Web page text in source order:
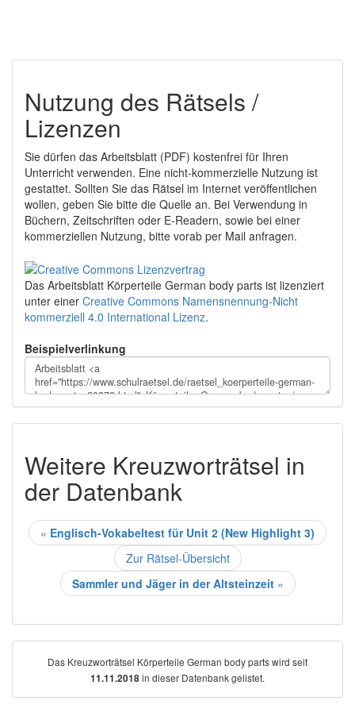
Nutzung des Rätsels /
Lizenzen
Sie dürfen das Arbeitsblatt (PDF) kostenfrei für Ihren
Unterricht verwenden. Eine nicht-kommerzielle Nutzung ist
gestattet. Sollten Sie das Rätsel im Internet veröffentlichen
wollen, geben Sie bitte die Quelle an. Bei Verwendung in
Büchern, Zeitschriften oder E-Readern, sowie bei einer
kommerziellen Nutzung, bitte vorab per Mail anfragen.
Das Arbeitsblatt Körperteile German body parts ist lizenziert
unter einer Creative Commons Namensnennung-Nicht
kommerziell 4.0 International Lizenz.
Beispielverlinkung
Weitere Kreuzworträtsel in
der Datenbank
« Englisch-Vokabeltest für Unit 2 (New Highlight 3)
Zur Rätsel-Übersicht
Sammler und Jäger in der Altsteinzeit »
Das Kreuzworträtsel Körperteile German body parts wird seit
11.11.2018in dieser Datenbank gelistet.